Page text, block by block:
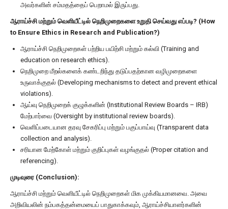
அவர்களின் சம்மதத்தைப் பெறாமல் இருப்பது.
ஆராய்ச்சி மற்றும் வெளியீட்டில் நெறிமுறைகளை உறுதி செய்வது எப்படி? (How
to Ensure Ethics in Research and Publication?)
ஆராய்ச்சி நெறிமுறைகள் பற்றிய பயிற்சி மற்றும் கல்வி (Training and
education on research ethics).
நெறிமுறை மீறல்களைக் கண்டறிந்து தடுப்பதற்கான வழிமுறைகளை
உருவாக்குதல் (Developing mechanisms to detect and prevent ethical
violations).
ஆய்வு நெறிமுறைக் குழுக்களின் (Institutional Review Boards – IRB)
மேற்பார்வை (Oversight by institutional review boards).
வெளிப்படையான தரவு சேகரிப்பு மற்றும் பகுப்பாய்வு (Transparent data
collection and analysis).
சரியான மேற்கோள் மற்றும் குறிப்புகள் வழங்குதல் (Proper citation and
referencing).
முடிவுரை (Conclusion):
ஆராய்ச்சி மற்றும் வெளியீட்டில் நெறிமுறைகள் மிக முக்கியமானவை. அவை
அறிவியலின் நம்பகத்தன்மையைப் பாதுகாக்கவும், ஆராய்ச்சியாளர்களின்